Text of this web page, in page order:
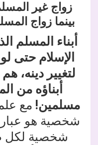
زواج غير
بينما زواج
أبناء المسلم
الإسلام حتى
لتغيير دينه،
أبناؤه من
مسلمين! مع
شخصية هو
شخصية لكل